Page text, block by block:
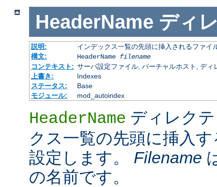
HeaderName ディ
説明:
インデックス一覧の先頭に挿入されるファイ
構文:
HeaderName filename
コンテキスト: サーバ設定ファイル, バーチャルホスト, ディ
上書き:
Indexes
ステータス:
Base
モジュール:
mod_autoindex
HeaderName ディレク
クス一覧の先頭に挿入
設定します。 Filename
の名前です。